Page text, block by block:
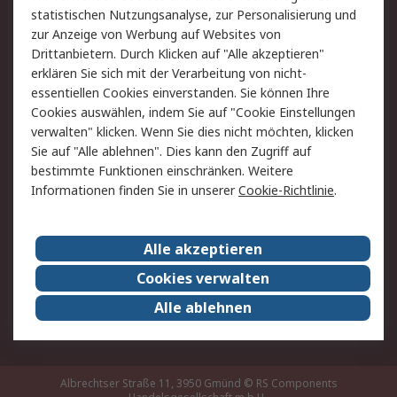
Hilfe
Rechtliches
RS Verkaufs- und
Lieferbedingungen
Datenschutz
Cookie-Richtlinie
Zahlungsbedingungen
Impressum
Webseite Konditionen
RS weltweit
Karriere bei RS
Nachhaltigkeit
Qualität/Zertifikate
Presse-Center
Event-Center
Albrechtser Straße 11, 3950 Gmünd © RS Components
statistischen Nutzungsanalyse, zur Personalisierung und
zur Anzeige von Werbung auf Websites von
Drittanbietern. Durch Klicken auf "Alle akzeptieren"
erklären Sie sich mit der Verarbeitung von nicht-
essentiellen Cookies einverstanden. Sie können Ihre
Cookies auswählen, indem Sie auf "Cookie Einstellungen
verwalten" klicken. Wenn Sie dies nicht möchten, klicken
Sie auf "Alle ablehnen". Dies kann den Zugriff auf
bestimmte Funktionen einschränken. Weitere
Informationen finden Sie in unsererCookie-Richtlinie.
Alle akzeptieren
Cookies verwalten
Alle ablehnen